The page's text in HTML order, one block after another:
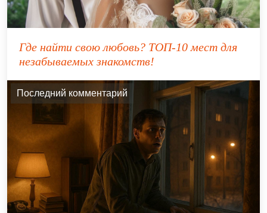
Где найти свою любовь? ТОП-10 мест для
незабываемых знакомств!
Последний комментарий